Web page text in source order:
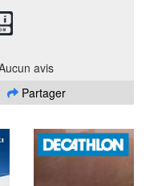
avis
Partager